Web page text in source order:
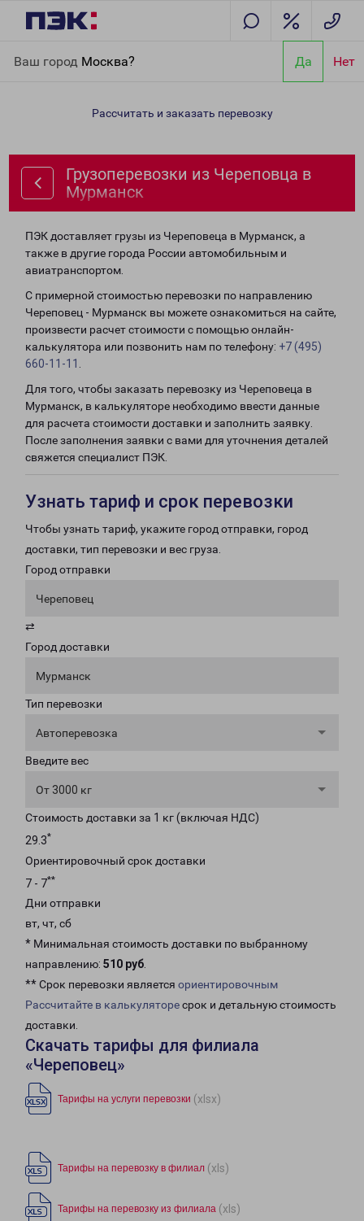
Ваш город Москва? Да Нет
Мурманск
Рассчитать и заказать перевозку
Грузоперевозки из Череповца в
Мурманск
ПЭК доставляет грузы из Череповеца в Мурманск, а
также в другие города России автомобильным и
авиатранспортом.
С примерной стоимостью перевозки по направлению
Череповец - Мурманск вы можете ознакомиться на сайте,
произвести расчет стоимости с помощью онлайн-
калькулятора или позвонить нам по телефону: +7 (495)
660-11-11
Для того, чтобы заказать перевозку из Череповеца в
Мурманск, в калькуляторе необходимо ввести данные
для расчета стоимости доставки и заполнить заявку.
После заполнения заявки с вами для уточнения деталей
свяжется специалист ПЭК.
Узнать тариф и срок перевозки
Чтобы узнать тариф, укажите город отправки, город
доставки, тип перевозки и вес груза.
Город отправки
Череповец
⇄
Город доставки
Мурманск
Тип перевозки
Автоперевозка
Введите вес
От 3000 кг
Стоимость доставки за 1 кг (включая НДС)
29.3*
Ориентировочный срок доставки
7 - 7**
Дни отправки
вт, чт, сб
* Минимальная стоимость доставки по выбранному
направлению: 510 руб.
** Срок перевозки является ориентировочным
Рассчитайте в калькуляторесрок и детальную стоимость
доставки.
Скачать тарифы для филиала
«Череповец»
Тарифы на услуги перевозки (xlsx)
Тарифы на перевозку в филиал (xls)
Тарифы на перевозку из филиала (xls)